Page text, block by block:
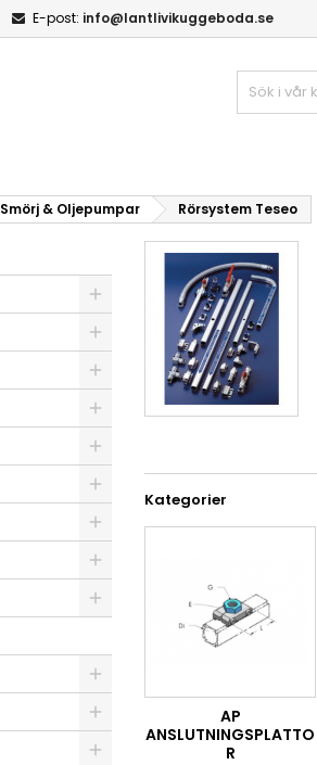
E-post: info@lantlivikuggeboda.se
Smörj & Oljepumpar Rörsystem Teseo
Kategorier
AP
ANSLUTNINGSPLATTO
R